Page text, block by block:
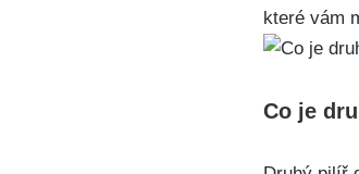
které vám
Co je